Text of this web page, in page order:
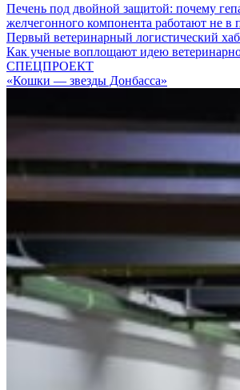
Печень под двойной защитой: почему
желчегонного компонента работают не в
Первый ветеринарный логистический
Как ученые воплощают идею
СПЕЦПРОЕКТ
«Кошки — звезды Донбасса»